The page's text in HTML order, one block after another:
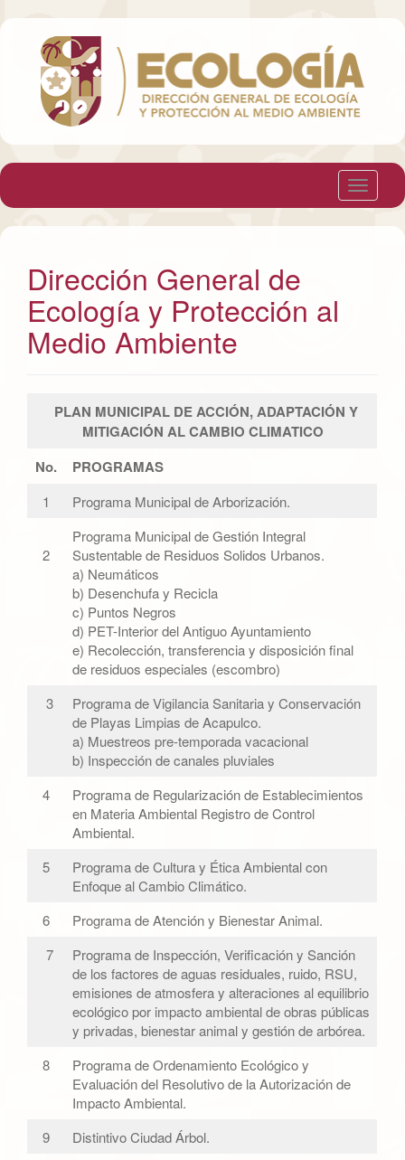
T
o
Dirección General de
Ecología y Protección al
Medio Ambiente
PLAN MUNICIPAL DE ACCIÓN, ADAPTACIÓN Y
MITIGACIÓN AL CAMBIO CLIMATICO
No.
PROGRAMAS
1 Programa Municipal de Arborización.
2
Programa Municipal de Gestión Integral
Sustentable de Residuos Solidos Urbanos.
a) Neumáticos
b) Desenchufa y Recicla
c) Puntos Negros
d) PET-Interior del Antiguo Ayuntamiento
e) Recolección, transferencia y disposición final
de residuos especiales (escombro)
3
Programa de Vigilancia Sanitaria y Conservación
de Playas Limpias de Acapulco.
a) Muestreos pre-temporada vacacional
b) Inspección de canales pluviales
4
Programa de Regularización de Establecimientos
en Materia Ambiental Registro de Control
Ambiental.
5
Programa de Cultura y Ética Ambiental con
Enfoque al Cambio Climático.
6
Programa de Atención y Bienestar Animal.
7
Programa de Inspección, Verificación y Sanción
de los factores de aguas residuales, ruido, RSU,
emisiones de atmosfera y alteraciones al equilibrio
ecológico por impacto ambiental de obras públicas
y privadas, bienestar animal y gestión de arbórea.
8
Programa de Ordenamiento Ecológico y
Evaluación del Resolutivo de la Autorización de
Impacto Ambiental.
9
Distintivo Ciudad Árbol.